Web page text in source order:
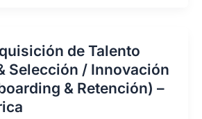
de Talento
Selección / Innovación
& Retención) –